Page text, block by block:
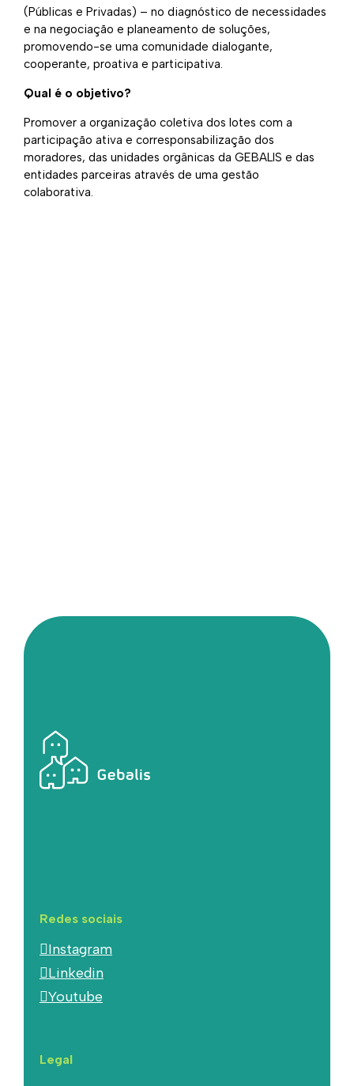
(Públicas e Privadas) – no diagnóstico de necessidades
e na negociação e planeamento de soluções,
promovendo-se uma comunidade dialogante,
cooperante, proativa e participativa.
Qual é o objetivo?
Promover a organização coletiva dos lotes com a
participação ativa e corresponsabilização dos
moradores, das unidades orgânicas da GEBALIS e das
entidades parceiras através de uma gestão
colaborativa.
Redes sociais
Instagram
Linkedin
Youtube
Legal